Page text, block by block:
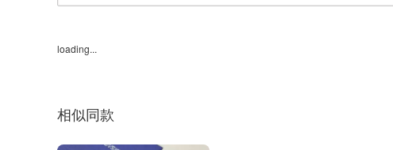
loading...
相似同款